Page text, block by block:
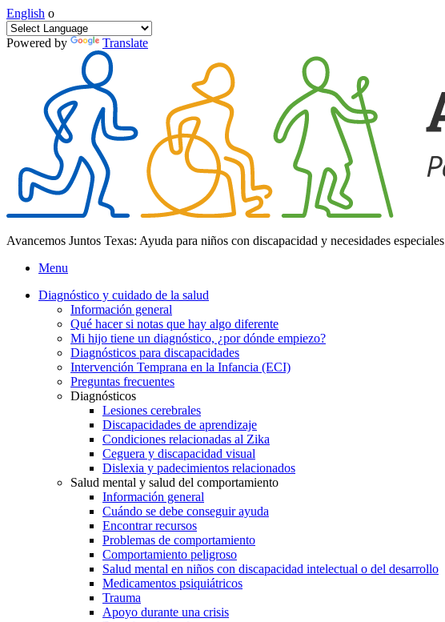
English o
Powered by Translate
Avancemos Juntos Texas: Ayuda para niños con discapacidad y necesidades especiales
Menu
Diagnóstico y cuidado de la salud
Información general
Qué hacer si notas que hay algo diferente
Mi hijo tiene un diagnóstico, ¿por dónde empiezo?
Diagnósticos para discapacidades
Intervención Temprana en la Infancia (ECI)
Preguntas frecuentes
Diagnósticos
Lesiones cerebrales
Discapacidades de aprendizaje
Condiciones relacionadas al Zika
Ceguera y discapacidad visual
Dislexia y padecimientos relacionados
Salud mental y salud del comportamiento
Información general
Cuándo se debe conseguir ayuda
Encontrar recursos
Problemas de comportamiento
Comportamiento peligroso
Salud mental en niños con discapacidad intelectual o del desarrollo
Medicamentos psiquiátricos
Trauma
Apoyo durante una crisis